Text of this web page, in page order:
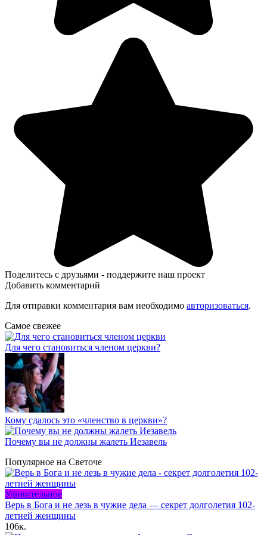
Поделитесь с друзьями - поддержите наш проект
Добавить комментарий
Для отправки комментария вам необходимо авторизоваться.
Самое свежее
Для чего становиться членом церкви?
Кому сдалось это «членство в церкви»?
Почему вы не должны жалеть Иезавель
Популярное на Светоче
Удивительное
Верь в Бога и не лезь в чужие дела — секрет долголетия 102-
летней женщины
106к.